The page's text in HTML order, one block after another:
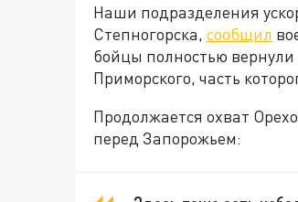
Наши подразделения
Степногорска, сообщил
бойцы полностью
Приморского, часть
Продолжается охват
перед Запорожьем: